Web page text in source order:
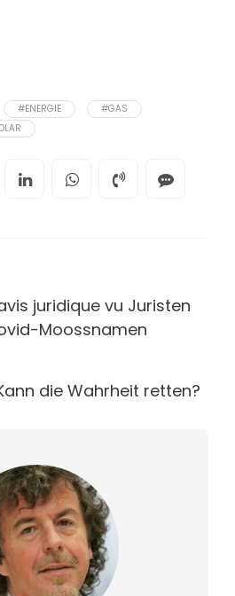
#ENERGIE
#GAS
juridique vu Juristen
Moossnamen
die Wahrheit retten?